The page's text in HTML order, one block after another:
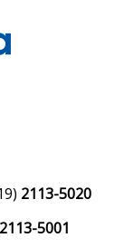
2113-5020
2113-5001